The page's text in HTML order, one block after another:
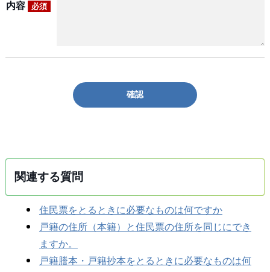
内容 必須
確認
関連する質問
住民票をとるときに必要なものは何ですか
戸籍の住所（本籍）と住民票の住所を同じにでき
ますか。
戸籍謄本・戸籍抄本をとるときに必要なものは何